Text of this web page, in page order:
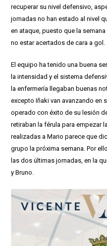
recuperar su nivel defensivo,
jornadas no han estado al nivel
en ataque, puesto que la
no estar acertados de cara a gol.
El equipo ha tenido una buena
la intensidad y el sistema
la enfermería llegaban buenas
excepto Iñaki van avanzando en
operado con éxito de su lesión
retiraban la férula para empezar
realizadas a Mario parece que
grupo la próxima semana. Por
las dos últimas jornadas, en la
y Bruno.